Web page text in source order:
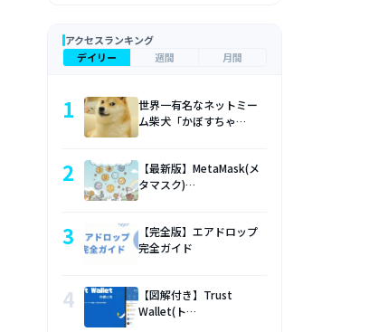
アクセスランキング
デイリー
週間 月間
1
世界一有名なネットミー
ム柴犬「かぼすちゃ…
2
【最新版】MetaMask(メ
タマスク)…
3
【完全版】エアドロップ
完全ガイド
4
【図解付き】Trust
Wallet(ト…